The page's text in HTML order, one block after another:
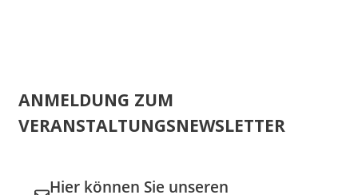
ANMELDUNG ZUM
VERANSTALTUNGSNEWSLETTER
Hier können Sie unseren